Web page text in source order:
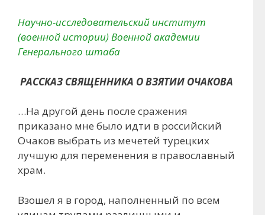
Научно-исследовательский институт
(военной истории) Военной академии
Генерального штаба
РАССКАЗ СВЯЩЕННИКА О ВЗЯТИИ ОЧАКОВА
…На другой день после сражения
приказано мне было идти в российский
Очаков выбрать из мечетей турецких
лучшую для переменения в православный
храм.
Взошел я в город, наполненный по всем